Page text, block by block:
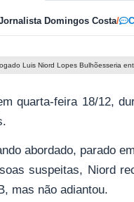
Domingos Costa/
Luis Niord Lopes Bulhõesseria
quarta-feira 18/12,
abordado, parado
suspeitas, Niord
mas não adiantou.